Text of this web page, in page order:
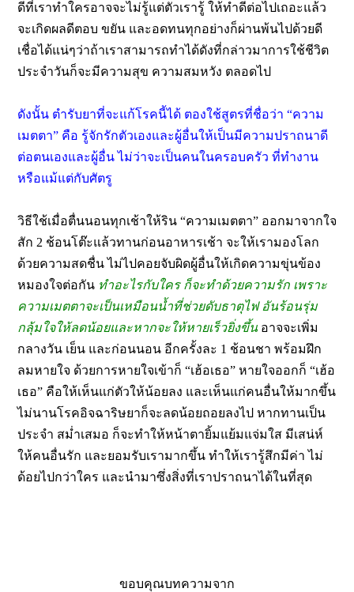
ดีที่เราทำใครอาจจะไม่รู้แต่ตัวเรารู้ ให้ทำดีต่อไปเถอะแล้ว
จะเกิดผลดีตอบ ขยัน และอดทนทุกอย่างก็ผ่านพ้นไปด้วยดี
เชื่อได้แน่ๆว่าถ้าเราสามารถทำได้ดังที่กล่าวมาการใช้ชีวิต
ประจำวันก็จะมีความสุข ความสมหวัง ตลอดไป
ดังนั้น ตำรับยาที่จะแก้โรคนี้ได้ ตองใช้สูตรที่ชื่อว่า “ความ
เมตตา” คือ รู้จักรักตัวเองและผู้อื่นให้เป็นมีความปราถนาดี
ต่อตนเองและผู้อื่น ไม่ว่าจะเป็นคนในครอบครัว ที่ทำงาน
หรือแม้แต่กับศัตรู
วิธีใช้เมื่อตื่นนอนทุกเช้าให้ริน “ความเมตตา” ออกมาจากใจ
สัก 2 ช้อนโต๊ะแล้วทานก่อนอาหารเช้า จะให้เรามองโลก
ด้วยความสดชื่น ไม่ไปคอยจับผิดผู้อื่นให้เกิดความขุ่นข้อง
หมองใจต่อกัน ทำอะไรกับใคร ก็จะทำด้วยความรัก เพราะ
ความเมตตาจะเป็นเหมือนน้ำที่ช่วยดับธาตุไฟ อันร้อนรุ่ม
กลุ้มใจให้ลดน้อยและหากจะให้หายเร็วยิ่งขึ้นอาจจะเพิ่ม
กลางวัน เย็น และก่อนนอน อีกครั้งละ 1 ช้อนชา พร้อมฝึก
ลมหายใจ ด้วยการหายใจเข้าก็ “เฮ้อเธอ” หายใจออกก็ “เฮ้อ
เธอ” คือให้เห็นแก่ตัวให้น้อยลง และเห็นแก่คนอื่นให้มากขึ้น
ไม่นานโรคอิจฉาริษยาก็จะลดน้อยถอยลงไป หากทานเป็น
ประจำ สม่ำเสมอ ก็จะทำให้หน้าตายิ้มแย้มแจ่มใส มีเสน่ห์
ให้คนอื่นรัก และยอมรับเรามากขึ้นทำให้เรารู้สึกมีค่า ไม่
ด้อยไปกว่าใคร และนำมาซึ่งสิ่งที่เราปราถนาได้ในที่สุด
ขอบคุณบทความจาก